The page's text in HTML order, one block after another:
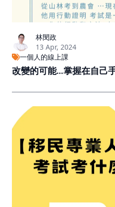
林閔政
13 Apr, 2024
一個人的線上課
改變的可能…掌握在自己